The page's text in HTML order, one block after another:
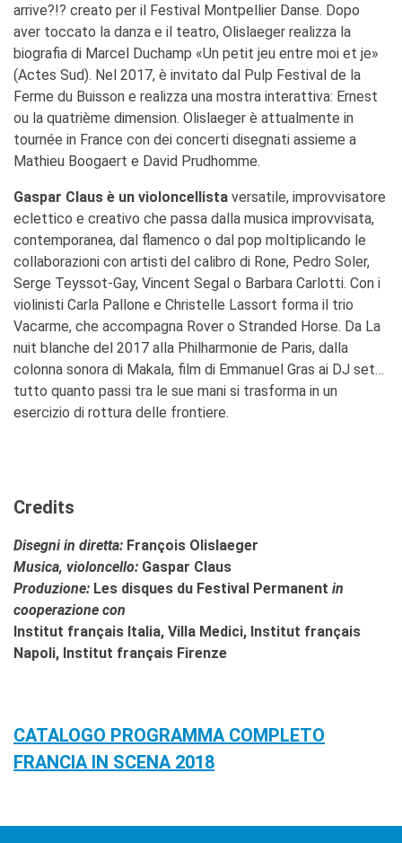
arrive?!? creato per il Festival Montpellier Danse. Dopo
aver toccato la danza e il teatro, Olislaeger realizza la
biografia di Marcel Duchamp «Un petit jeu entre moi et je»
(Actes Sud). Nel 2017, è invitato dal Pulp Festival de la
Ferme du Buisson e realizza una mostra interattiva: Ernest
ou la quatrième dimension. Olislaeger è attualmente in
tournée in France con dei concerti disegnati assieme a
Mathieu Boogaert e David Prudhomme.
Gaspar Claus è un violoncellista versatile, improvvisatore
eclettico e creativo che passa dalla musica improvvisata,
contemporanea, dal flamenco o dal pop moltiplicando le
collaborazioni con artisti del calibro di Rone, Pedro Soler,
Serge Teyssot-Gay, Vincent Segal o Barbara Carlotti. Con i
violinisti Carla Pallone e Christelle Lassort forma il trio
Vacarme, che accompagna Rover o Stranded Horse. Da La
nuit blanche del 2017 alla Philharmonie de Paris, dalla
colonna sonora di Makala, film di Emmanuel Gras ai DJ set…
tutto quanto passi tra le sue mani si trasforma in un
esercizio di rottura delle frontiere.
Credits
Disegni in diretta: François Olislaeger
Musica, violoncello: Gaspar Claus
Produzione: Les disques du Festival Permanent in
cooperazione con
Institut français Italia, Villa Medici, Institut français
Napoli, Institut français Firenze
CATALOGO PROGRAMMA COMPLETO
FRANCIA IN SCENA 2018